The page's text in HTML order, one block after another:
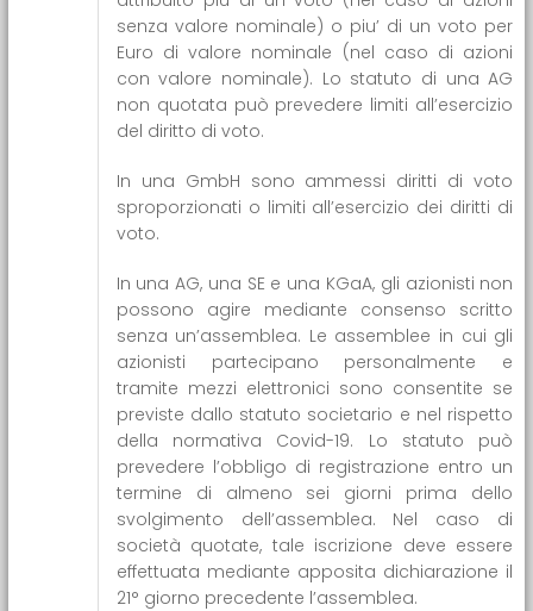
senza valore nominale) o piu’ di un voto per
Euro di valore nominale (nel caso di azioni
con valore nominale). Lo statuto di una AG
non quotata può prevedere limiti all’esercizio
del diritto di voto.
In una GmbH sono ammessi diritti di voto
sproporzionati o limiti all’esercizio dei diritti di
voto.
In una AG, una SE e una KGaA, gli azionisti non
possono agire mediante consenso scritto
senza un’assemblea. Le assemblee in cui gli
azionisti partecipano personalmente e
tramite mezzi elettronici sono consentite se
previste dallo statuto societario e nel rispetto
della normativa Covid-19. Lo statuto può
prevedere l’obbligo di registrazione entro un
termine di almeno sei giorni prima dello
svolgimento dell’assemblea. Nel caso di
società quotate, tale iscrizione deve essere
effettuata mediante apposita dichiarazione il
21° giorno precedente l’assemblea.